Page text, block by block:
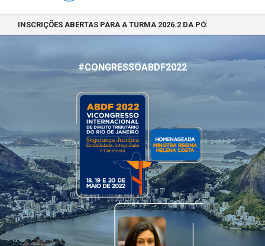
INSCRIÇÕES ABERTAS PARA A TURMA 2026.2 DA PÓS-
#CONGRESSOABDF2022